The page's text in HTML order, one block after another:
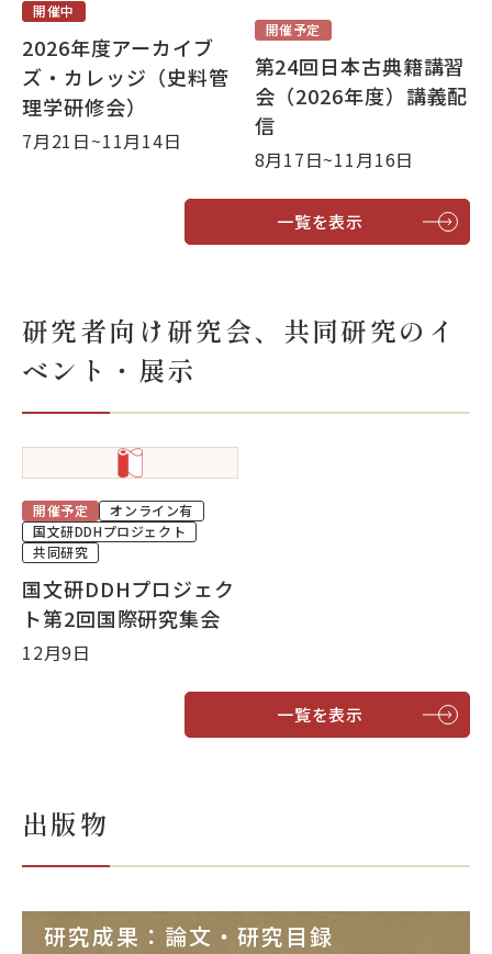
開催中
2026年度アーカイブ
ズ・カレッジ（史料管
理学研修会）
7月21日~11月14日
開催予定
第24回日本古典籍講習
会（2026年度）講義配
信
8月17日~11月16日
一覧を表示
研究者向け研究会、共同研究のイ
ベント・展示
開催予定
オンライン有
国文研DDHプロジェクト
共同研究
国文研DDHプロジェク
ト第2回国際研究集会
12月9日
一覧を表示
出版物
研究成果：論文・研究目録